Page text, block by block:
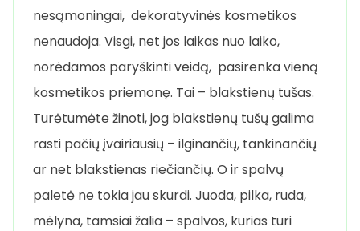
nesąmoningai, dekoratyvinės kosmetikos
nenaudoja. Visgi, net jos laikas nuo laiko,
norėdamos paryškinti veidą, pasirenka vieną
kosmetikos priemonę. Tai – blakstienų tušas.
Turėtumėte žinoti, jog blakstienų tušų galima
rasti pačių įvairiausių – ilginančių, tankinančių
ar net blakstienas riečiančių. O ir spalvų
paletė ne tokia jau skurdi. Juoda, pilka, ruda,
mėlyna, tamsiai žalia – spalvos, kurias turi